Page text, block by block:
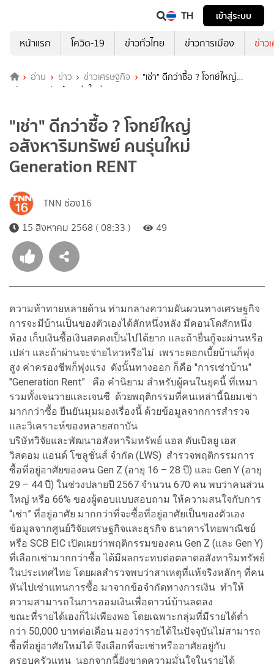
TH
เข้าสู่ระบบ
หน้าแรก
โควิด-19 ข่าวทั่วไทย ข่าวการเมือง ข่าว
อ่าน ข่าว ข่าวเศรษฐกิจ
"เช่า" ดีกว่าซื้อ ? โจทย์ใหญ่
อสังหาริมทรัพย์ คนรุ่นใหม่ Generation RENT
"เช่า" ดีกว่าซื้อ ? โจทย์ใหญ่
อสังหาริมทรัพย์ คนรุ่นใหม่
Generation RENT
TNN ช่อง16
15 สิงหาคม 2568 ( 08:33 )
49
ความท้าทายหลายด้าน ท่ามกลางความผันผวนทางเศรษฐกิจ
การจะมีบ้านเป็นของตัวเองได้สักหนึ่งหลัง มีคอนโดสักหนึ่ง
ห้อง เก็บเงินซื้อเงินสดคงเป็นไปได้ยาก และถ้ายื่นกู้จะผ่านหรือ
เปล่า และถ้าผ่านจะจ่ายไหวหรือไม่ เพราะดอกเบี้ยบ้านก็พุ่ง
สูง ค่าครองชีพก็พุ่งแรง ดังนั้นทางออก ก็คือ "การเช่าบ้าน"
"Generation Rent" คือ คำนิยาม สำหรับผู้คนในยุคนี้ ที่เหมา
รวมทั้งเจนวายและเจนซี ด้วยพฤติกรรมที่คนเหล่านี้นิยมเช่า
มากกว่าซื้อ ยืนยันมุมมองเรื่องนี้ ด้วยข้อมูลจากการสำรวจ
และวิเคราะห์ของหลายสถาบัน
บริษัทวิจัยและพัฒนาอสังหาริมทรัพย์ แอล ดับเบิลยู เอส
วิสดอม แอนด์ โซลูชั่นส์ จำกัด (LWS) สำรวจพฤติกรรมการ
ซื้อที่อยู่อาศัยของคน Gen Z (อายุ 16 – 28 ปี) และ Gen Y (อายุ
29 – 44 ปี) ในช่วงปลายปี 2567 จำนวน 670 คน พบว่าคนส่วน
ใหญ่ หรือ 66% ของผู้ตอบแบบสอบถาม ให้ความสนใจกับการ
“เช่า” ที่อยู่อาศัย มากกว่าที่จะซื้อที่อยู่อาศัยเป็นของตัวเอง
ข้อมูลจากศูนย์วิจัยเศรษฐกิจและธุรกิจ ธนาคารไทยพาณิชย์
หรือ SCB EIC เปิดเผยว่าพฤติกรรมของคน Gen Z (และ Gen Y)
ที่เลือกเช่ามากกว่าซื้อ ได้มีผลกระทบต่อตลาดอสังหาริมทรัพย์
ในประเทศไทย โดยผลสำรวจพบว่าสาเหตุที่แท้จริงหลักๆ ที่คน
หันไปเช่าแทนการซื้อ มาจากข้อจำกัดทางการเงิน ทำให้
ความสามารถในการออมเงินเพื่อดาวน์บ้านลดลง
ขณะที่รายได้เองก็ไม่เพียงพอ โดยเฉพาะกลุ่มที่มีรายได้ต่ำ
กว่า 50,000 บาทต่อเดือน มองว่ารายได้ในปัจจุบันไม่สามารถ
ซื้อที่อยู่อาศัยใหม่ได้ จึงเลือกที่จะเช่าหรืออาศัยอยู่กับ
ครอบครัวแทน นอกจากนี้ยังขาดความมั่นใจในรายได้